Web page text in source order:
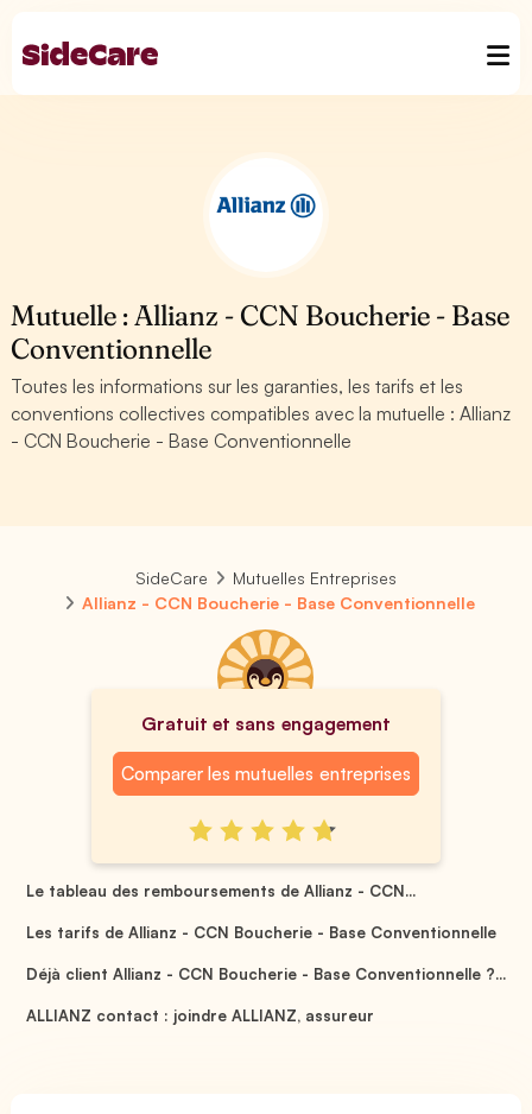
Mutuelle : Allianz - CCN Boucherie - Base
Conventionnelle
Toutes les informations sur les garanties, les tarifs et les
conventions collectives compatibles avec la mutuelle : Allianz
- CCN Boucherie - Base Conventionnelle
SideCare
Mutuelles Entreprises
Allianz - CCN Boucherie - Base Conventionnelle
Gratuit et sans engagement
Comparer les mutuelles entreprises
Le tableau des remboursements de Allianz - CCN...
Les tarifs de Allianz - CCN Boucherie - Base Conventionnelle
Déjà client Allianz - CCN Boucherie - Base Conventionnelle ?...
ALLIANZ contact : joindre ALLIANZ, assureur